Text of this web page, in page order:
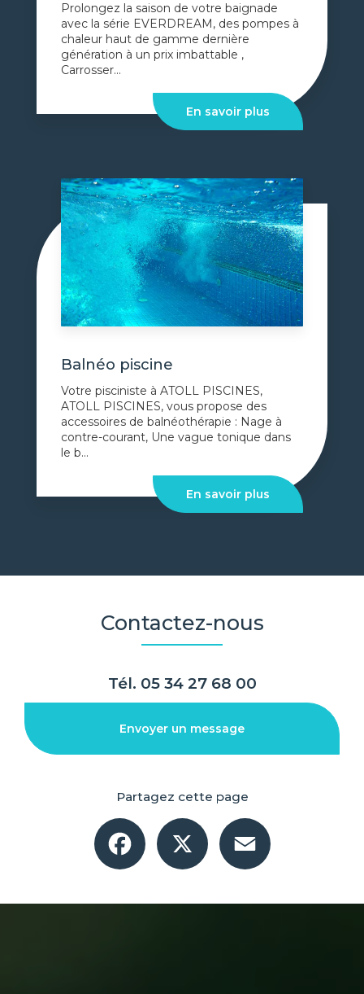
Prolongez la saison de votre baignade
avec la série EVERDREAM, des pompes à
chaleur haut de gamme dernière
génération à un prix imbattable ,
Carrosser...
En savoir plus
Balnéo piscine
Votre pisciniste à ATOLL PISCINES,
ATOLL PISCINES, vous propose des
accessoires de balnéothérapie : Nage à
contre-courant, Une vague tonique dans
le b...
En savoir plus
Contactez-nous
Tél. 05 34 27 68 00
Envoyer un message
Partagez cette page
Facebook